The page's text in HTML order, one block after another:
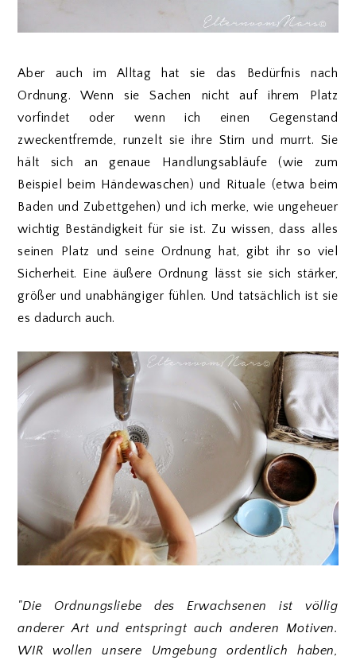
Aber auch im Alltag hat sie das Bedürfnis nach
Ordnung. Wenn sie Sachen nicht auf ihrem Platz
vorfindet oder wenn ich einen Gegenstand
zweckentfremde, runzelt sie ihre Stirn und murrt. Sie
hält sich an genaue Handlungsabläufe (wie zum
Beispiel beim Händewaschen) und Rituale (etwa beim
Baden und Zubettgehen) und ich merke, wie ungeheuer
wichtig Beständigkeit für sie ist. Zu wissen, dass alles
seinen Platz und seine Ordnung hat, gibt ihr so viel
Sicherheit. Eine äußere Ordnung lässt sie sich stärker,
größer und unabhängiger fühlen. Und tatsächlich ist sie
es dadurch auch.
"Die Ordnungsliebe des Erwachsenen ist völlig
anderer Art und entspringt auch anderen Motiven.
WIR wollen unsere Umgebung ordentlich haben,